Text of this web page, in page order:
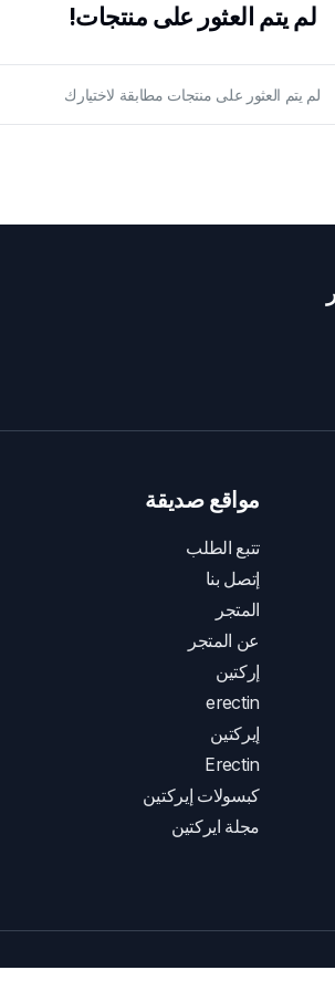
لم يتم العثور على منتجات!
لم يتم العثور على منتجات مطابقة لاختيارك
مواقع صديقة
تتبع الطلب
إتصل بنا
المتجر
عن المتجر
إركتين
erectin
إيركتين
Erectin
كبسولات إيركتين
مجلة ايركتين